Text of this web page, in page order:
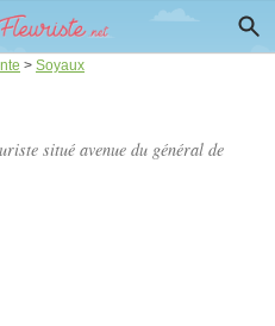
> Soyaux
situé avenue du général de